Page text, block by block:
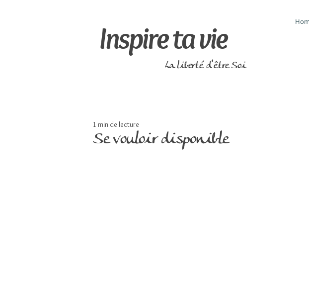
Inspire ta vie
La liberté d'être Soi
Se vouloir disponible
1 min de lecture